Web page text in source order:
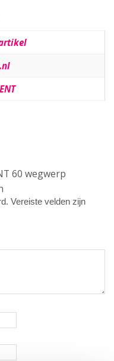
60 wegwerp
Vereiste velden zijn